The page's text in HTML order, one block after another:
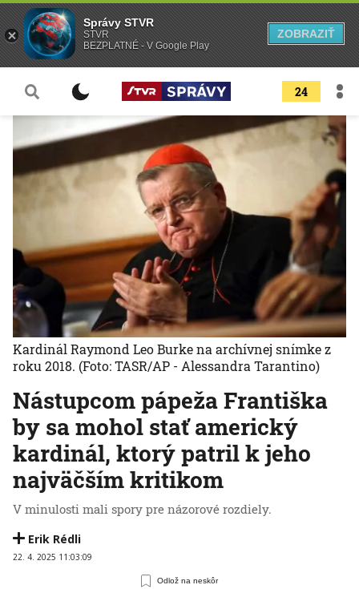
24
Nástupcom pápeža Františka
by sa mohol stať americký
kardinál, ktorý patril k jeho
najväčším kritikom
V minulosti mali spory pre názorové rozdiely.
Erik Rédli
22. 4. 2025 11:03:09
Odlož na neskôr
Kardinál Raymond Leo Burke na archívnej snímke z
roku 2018. (Foto: TASR/AP - Alessandra Tarantino)
Správy STVR
STVR
BEZPLATNÉ - V Google Play
ZOBRAZIŤ